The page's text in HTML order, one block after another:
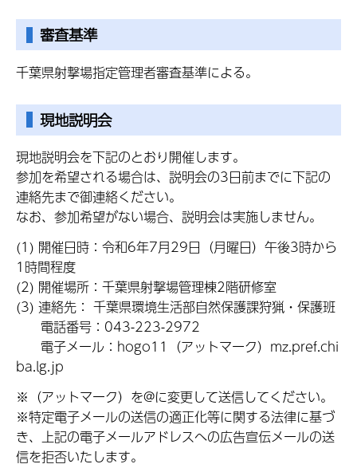
審査基準
千葉県射撃場指定管理者審査基準による。
現地説明会
現地説明会を下記のとおり開催します。
参加を希望される場合は、説明会の3日前までに下記の
連絡先まで御連絡ください。
なお、参加希望がない場合、説明会は実施しません。
(1) 開催日時：令和6年7月29日（月曜日）午後3時から
1時間程度
(2) 開催場所：千葉県射撃場管理棟2階研修室
(3) 連絡先： 千葉県環境生活部自然保護課狩猟・保護班
電話番号：043-223-2972
電子メール：hogo11（アットマーク）mz.pref.chi
ba.lg.jp
※（アットマーク）を@に変更して送信してください。
※特定電子メールの送信の適正化等に関する法律に基づ
き、上記の電子メールアドレスへの広告宣伝メールの送
信を拒否いたします。